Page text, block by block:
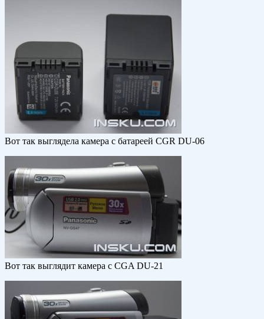
Вот так выглядела камера с батареей CGR DU-06
Вот так выглядит камера с CGA DU-21